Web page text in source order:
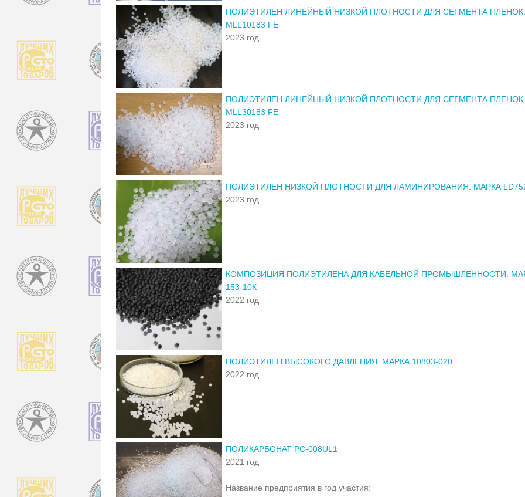
ПОЛИЭТИЛЕН ЛИНЕЙНЫЙ НИЗКОЙ ПЛОТНОСТИ ДЛЯ СЕГМЕНТА
MLL10183 FE
2023 год
ПОЛИЭТИЛЕН ЛИНЕЙНЫЙ НИЗКОЙ ПЛОТНОСТИ ДЛЯ СЕГМЕНТА
MLL30183 FE
2023 год
ПОЛИЭТИЛЕН НИЗКОЙ ПЛОТНОСТИ ДЛЯ ЛАМИНИРОВАНИЯ. МАРКА
2023 год
КОМПОЗИЦИЯ ПОЛИЭТИЛЕНА ДЛЯ КАБЕЛЬНОЙ ПРОМЫШЛЕННОСТИ.
153-10К
2022 год
ПОЛИЭТИЛЕН ВЫСОКОГО ДАВЛЕНИЯ. МАРКА 10803-020
2022 год
ПОЛИКАРБОНАТ PC-008UL1
2021 год
Название предприятия в год участия: